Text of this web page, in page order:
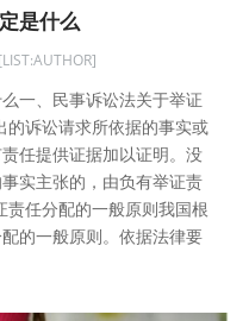
是什么
[LIST:AUTHOR]
一、民事诉讼法关于举证
的诉讼请求所依据的事实或
任提供证据加以证明。没
实主张的，由负有举证责
责任分配的一般原则我国根
的一般原则。依据法律要